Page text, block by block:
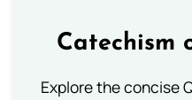
Catechism
Explore the concise